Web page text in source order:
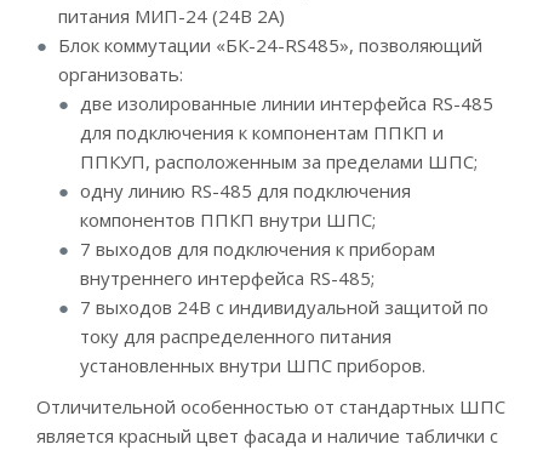
питания МИП-24 (24В 2А)
Блок коммутации «БК-24-RS485», позволяющий
организовать:
две изолированные линии интерфейса RS-485
для подключения к компонентам ППКП и
ППКУП, расположенным за пределами ШПС;
одну линию RS-485 для подключения
компонентов ППКП внутри ШПС;
7 выходов для подключения к приборам
внутреннего интерфейса RS-485;
7 выходов 24В с индивидуальной защитой по
току для распределенного питания
установленных внутри ШПС приборов.
Отличительной особенностью от стандартных ШПС
является красный цвет фасада и наличие таблички с